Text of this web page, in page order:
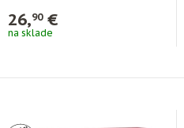
26,90€
na sklade